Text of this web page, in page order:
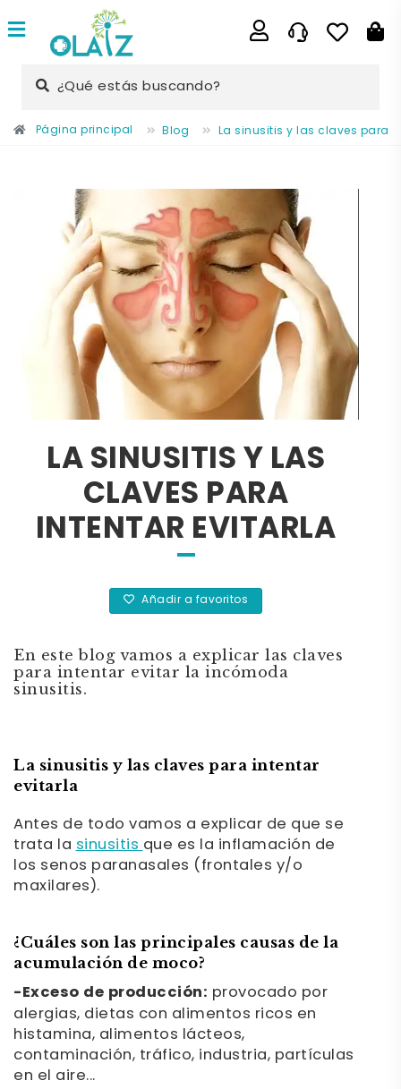
¿Qué estás buscando?
Página principal Blog La sinusitis y las claves para
LA SINUSITIS Y LAS
CLAVES PARA
INTENTAR EVITARLA
Añadir a favoritos
En este blog vamos a explicar las claves
para intentar evitar la incómoda
sinusitis.
La sinusitis y las claves para intentar
evitarla
Antes de todo vamos a explicar de que se
trata lasinusitisque es la inflamación de
los senos paranasales (frontales y/o
maxilares).
¿Cuáles son las principales causas de la
acumulación de moco?
-Exceso de producción: provocado por
alergias, dietas con alimentos ricos en
histamina, alimentos lácteos,
contaminación, tráfico, industria, partículas
en el aire...